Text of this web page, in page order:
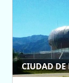
CIUDAD DE